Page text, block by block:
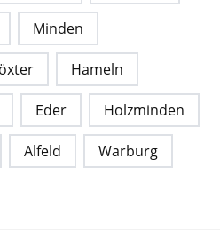
Minden
Hameln
Eder Holzminden
Alfeld Warburg